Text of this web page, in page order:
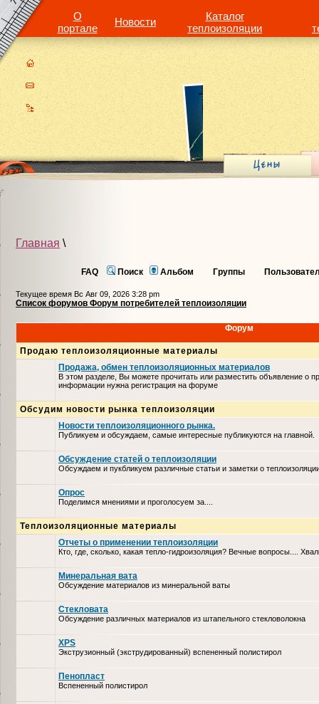
О
портале
Новости
Каталог
теплоизоляции
Главная \
FAQ Поиск Альбом Группы
Текущее время Вс Авг 09, 2026 3:28 pm
Список форумов Форум потребителей теплоизоляции
Форум
Продаю теплоизоляционные материалы
Продажа, обмен теплоизоляционных материалов
В этом разделе, Вы можете прочитать или разместить объявление о
информации нужна регистрация на форуме
Обсудим новости рынка теплоизоляции
Новости теплоизоляционного рынка.
Публикуем и обсуждаем, самые интересные публикуются на главной.
Обсуждение статей о теплоизоляции
Обсуждаем и пукбликуем различные статьи и заметки о
Опрос
Поделимся мнениями и проголосуем за....
Теплоизоляционные материалы
Отчеты о применении теплоизоляции
Кто, где, сколько, какая тепло-гидроизоляция? Вечные вопросы....
Минеральная вата
Обсуждение материалов из минеральной ваты
Стекловата
Обсуждение различных материалов из штапельного стекловолокна
XPS
Экструзионный (экструдированный) вспененный полистирол
Пенопласт
Вспененный полистирол